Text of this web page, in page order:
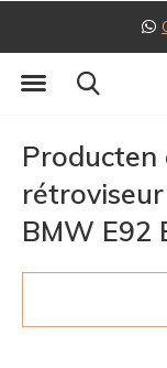
Producten
BMW E92